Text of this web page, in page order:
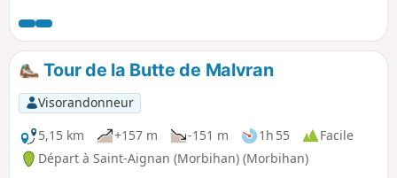
Attention ! L'intégralité du tour du lac est
ouverte du 1er mars au 15 septembre. En
dehors de cette période, des portions du
sentier sont fermées pour la chasse.
Tour de la Butte de Malvran
Visorandonneur
5,15 km
+157 m -151 m 1h 55
Facile
Départ à Saint-Aignan (Morbihan) (Morbihan)